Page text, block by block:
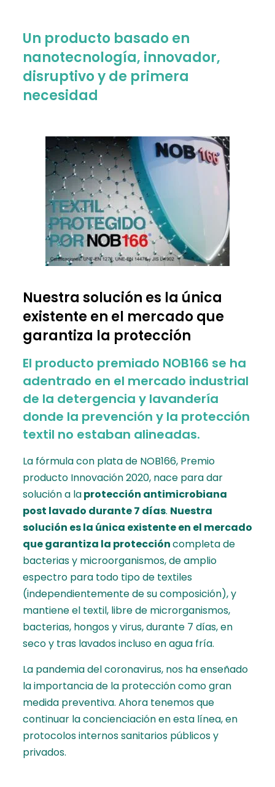
Un producto basado en
nanotecnología, innovador,
disruptivo y de primera
necesidad
Nuestra solución es la única
existente en el mercado que
garantiza la protección
El producto premiado NOB166 se ha
adentrado en el mercado industrial
de la detergencia y lavandería
donde la prevención y la protección
textil no estaban alineadas.
La fórmula con plata de NOB166, Premio
producto Innovación 2020, nace para dar
solución a laprotección antimicrobiana
post lavado durante 7 días. Nuestra
solución es la única existente en el mercado
que garantiza la proteccióncompleta de
bacterias y microorganismos, de amplio
espectro para todo tipo de textiles
(independientemente de su composición), y
mantiene el textil, libre de microrganismos,
bacterias, hongos y virus, durante 7 días, en
seco y tras lavados incluso en agua fría.
La pandemia del coronavirus, nos ha enseñado
la importancia de la protección como gran
medida preventiva. Ahora tenemos que
continuar la concienciación en esta línea, en
protocolos internos sanitarios públicos y
privados.